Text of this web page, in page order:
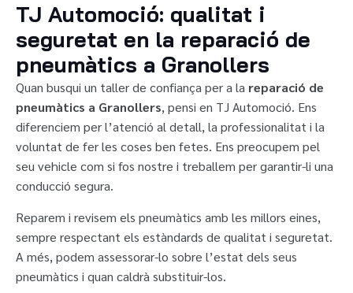
TJ Automoció: qualitat i
seguretat en la reparació de
pneumàtics a Granollers
Quan busqui un taller de confiança per a la reparació de
pneumàtics a Granollers, pensi en TJ Automoció. Ens
diferenciem per l’atenció al detall, la professionalitat i la
voluntat de fer les coses ben fetes. Ens preocupem pel
seu vehicle com si fos nostre i treballem per garantir-li una
conducció segura.
Reparem i revisem els pneumàtics amb les millors eines,
sempre respectant els estàndards de qualitat i seguretat.
A més, podem assessorar-lo sobre l’estat dels seus
pneumàtics i quan caldrà substituir-los.